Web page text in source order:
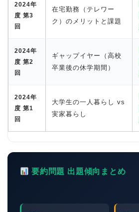
2024年
度 第3
回
在宅勤務（テレワー
ク）のメリットと課題
2024年
度 第2
回
ギャップイヤー（高校
卒業後の休学期間）
2024年
度 第1
回
大学生の一人暮らし vs
実家暮らし
要約問題 出題傾向まとめ